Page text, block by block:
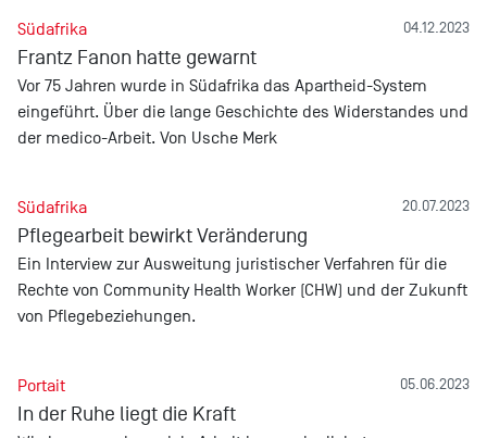
04.12.2023
Südafrika
Frantz Fanon hatte gewarnt
Vor 75 Jahren wurde in Südafrika das Apartheid-System
eingeführt. Über die lange Geschichte des Widerstandes und
der medico-Arbeit. Von Usche Merk
20.07.2023
Südafrika
Pflegearbeit bewirkt Veränderung
Ein Interview zur Ausweitung juristischer Verfahren für die
Rechte von Community Health Worker (CHW) und der Zukunft
von Pflegebeziehungen.
05.06.2023
Portait
In der Ruhe liegt die Kraft